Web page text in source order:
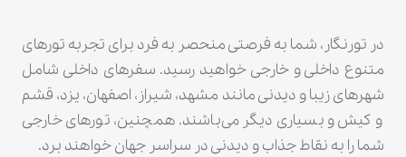
در تورنگار، شما به فرصتی منحصر به فرد برای تجربه تورهای
متنوع داخلی و خارجی خواهید رسید. سفرهای داخلی شامل
شهرهای زیبا و دیدنی مانند مشهد، شیراز، اصفهان، یزد، قشم
و کیش و بسیاری دیگر می‌باشند. همچنین، تورهای خارجی
شما را به نقاط جذاب و دیدنی در سراسر جهان خواهند برد.